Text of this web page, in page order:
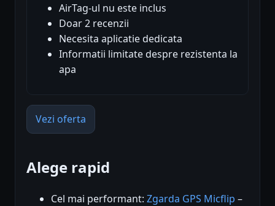
AirTag-ul nu este inclus
Doar 2 recenzii
Necesita aplicatie dedicata
Informatii limitate despre rezistenta la
apa
Vezi oferta
Alege rapid
Cel mai performant: Zgarda GPS Micflip –